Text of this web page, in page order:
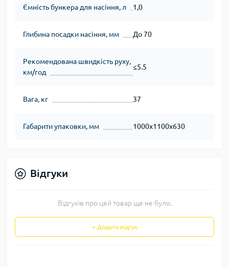
Ємність бункера для насіння, л 1,0
Глибина посадки насіння, мм До 70
Рекомендована швидкість руху,
км/год
≤5.5
Вага, кг 37
Габарити упаковки, мм 1000х1100х630
Відгуки
Відгуків про цей товар ще не було.
+ Додати відгук